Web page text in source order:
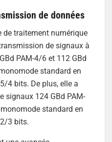
de données
de traitement numérique
de signaux à
PAM-4/6 et 112 GBd
standard en
4 bits. De plus, elle a
signaux 124 GBd PAM-
standard en
3 bits.